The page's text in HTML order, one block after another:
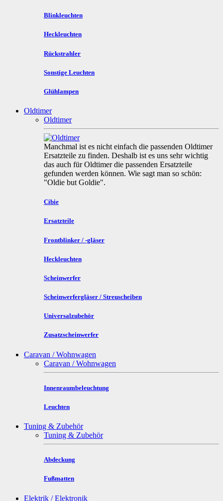
Blinkleuchten
Heckleuchten
Rückstrahler
Sonstige Leuchten
Glühlampen
Oldtimer
Oldtimer
Manchmal ist es nicht einfach die passenden Oldtimer
Ersatzteile zu finden. Deshalb ist es uns sehr wichtig
das auch für Oldtimer die passenden Ersatzteile
gefunden werden können. Wie sagt man so schön:
"Oldie but Goldie".
Cibie
Ersatzteile
Frontblinker / -gläser
Heckleuchten
Scheinwerfer
Scheinwerfergläser / Streuscheiben
Universalzubehör
Zusatzscheinwerfer
Caravan / Wohnwagen
Caravan / Wohnwagen
Innenraumbeleuchtung
Leuchten
Tuning & Zubehör
Tuning & Zubehör
Abdeckung
Fußmatten
Elektrik / Elektronik